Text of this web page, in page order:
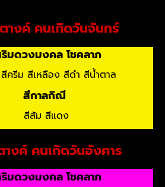
างค์ คนเกิดวันจันทร์
ริมดวงมงคล โชคลาภ
ครีม สีเหลือง สีดำ สีน้ำตาล
สีกาลกิณี
สีส้ม สีแดง
างค์ คนเกิดวันอังคาร
ริมดวงมงคล โชคลาภ